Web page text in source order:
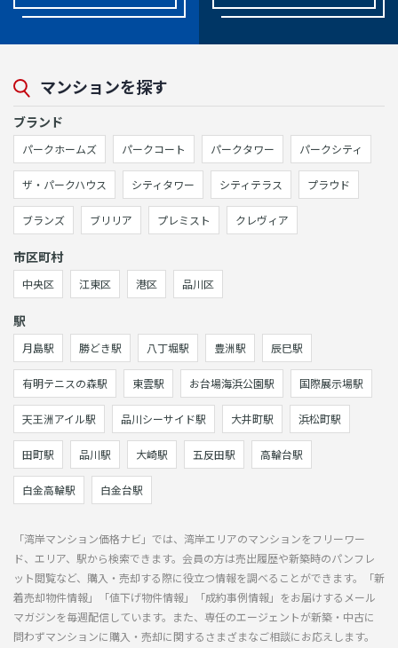
マンションを探す
ブランド
パークホームズ パークコート パークタワー パークシティ
ザ・パークハウス シティタワー シティテラス プラウド
ブランズ ブリリア プレミスト クレヴィア
市区町村
中央区 江東区 港区 品川区
駅
月島駅 勝どき駅 八丁堀駅 豊洲駅 辰巳駅
有明テニスの森駅 東雲駅 お台場海浜公園駅 国際展示場駅
天王洲アイル駅 品川シーサイド駅 大井町駅 浜松町駅
田町駅 品川駅 大崎駅 五反田駅 高輪台駅
白金高輪駅 白金台駅
「湾岸マンション価格ナビ」では、湾岸エリアのマンションをフリーワー
ド、エリア、駅から検索できます。会員の方は売出履歴や新築時のパンフレ
ット閲覧など、購入・売却する際に役立つ情報を調べることができます。「新
着売却物件情報」「値下げ物件情報」「成約事例情報」をお届けするメール
マガジンを毎週配信しています。また、専任のエージェントが新築・中古に
問わずマンションに購入・売却に関するさまざまなご相談にお応えします。